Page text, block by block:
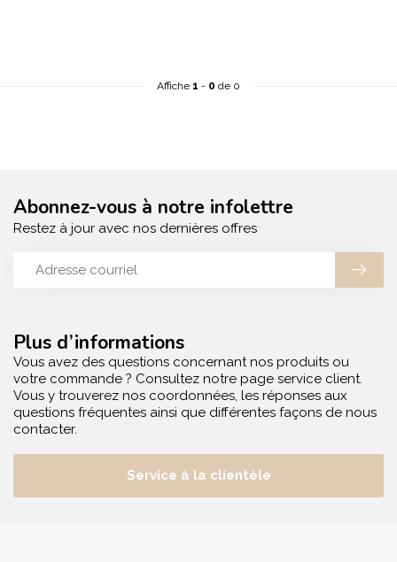
Affiche 1 - 0 de 0
Plus d’informations
Vous avez des questions concernant nos produits ou
votre commande ? Consultez notre page service client.
Vous y trouverez nos coordonnées, les réponses aux
questions fréquentes ainsi que différentes façons de nous
contacter.
Service à la clientèle
Abonnez-vous à notre infolettre
Restez à jour avec nos dernières offres